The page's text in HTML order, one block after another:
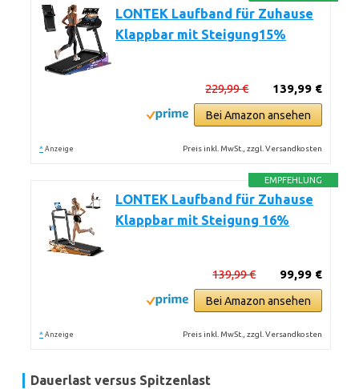
LONTEK Laufband für Zuhause
Klappbar mit Steigung15%
139,99 €
229,99 €
Bei Amazon ansehen
* Anzeige Preis inkl. MwSt., zzgl. Versandkosten
EMPFEHLUNG
LONTEK Laufband für Zuhause
Klappbar mit Steigung 16%
99,99 €
139,99 €
Bei Amazon ansehen
* Anzeige Preis inkl. MwSt., zzgl. Versandkosten
Dauerlast versus Spitzenlast